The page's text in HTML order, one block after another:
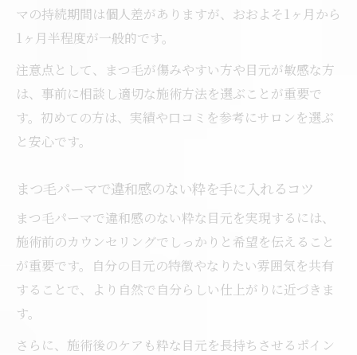
マの持続期間は個人差がありますが、おおよそ1ヶ月から
1ヶ月半程度が一般的です。
注意点として、まつ毛が傷みやすい方や目元が敏感な方
は、事前に相談し適切な施術方法を選ぶことが重要で
す。初めての方は、実績や口コミを参考にサロンを選ぶ
と安心です。
まつ毛パーマで違和感のない粋を手に入れるコツ
まつ毛パーマで違和感のない粋な目元を実現するには、
施術前のカウンセリングでしっかりと希望を伝えること
が重要です。自分の目元の特徴やなりたい雰囲気を共有
することで、より自然で自分らしい仕上がりに近づきま
す。
さらに、施術後のケアも粋な目元を長持ちさせるポイン